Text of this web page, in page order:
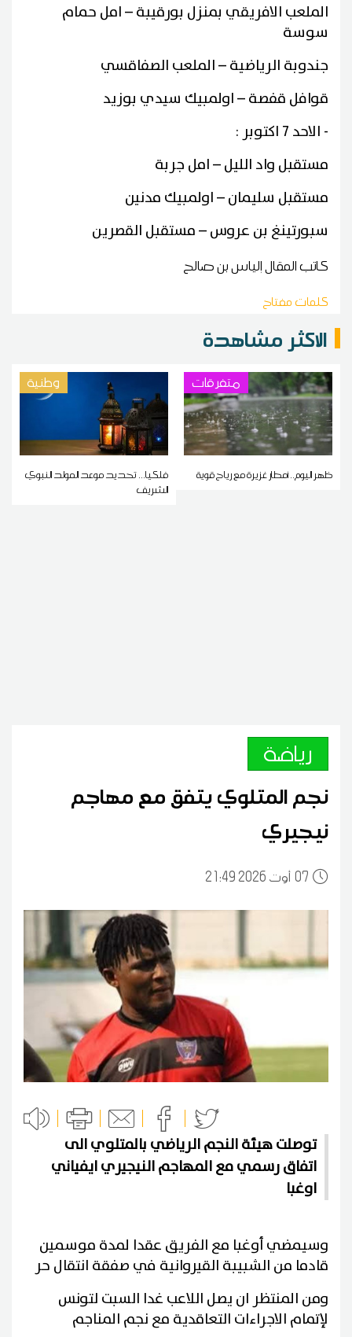
الملعب الافريقي بمنزل بورقيبة – امل حمام
سوسة
جندوبة الرياضية – الملعب الصفاقسي
قوافل قفصة – اولمبيك سيدي بوزيد
- الاحد 7 اكتوبر :
مستقبل واد الليل – امل جربة
مستقبل سليمان – اولمبيك مدنين
سبورتينغ بن عروس – مستقبل القصرين
كاتب المقالإلياس بن صالح
كلمات مفتاح
الاكثر مشاهدة
متفرقات
ظهر اليوم.. أمطار غزيرة مع رياح قوية
وطنية
فلكيا... تحديد موعد المولد النبوي
الشريف
رياضة
نجم المتلوي يتفق مع مهاجم
نيجيري
0721:49 2026 أوت
توصلت هيئة النجم الرياضي بالمتلوي الى
اتفاق رسمي مع المهاجم النيجيري ايفياني
اوغبا
وسيمضي أوغبا مع الفريق عقدا لمدة موسمين
قادما من الشبيبة القيروانية في صفقة انتقال حر
ومن المنتظر ان يصل اللاعب غدا السبت لتونس
لإتمام الاجراءات التعاقدية مع نجم المناجم